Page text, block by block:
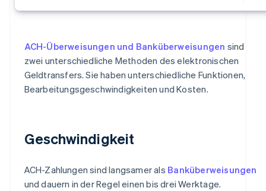
ACH-Überweisungen und Banküberweisungen sind
zwei unterschiedliche Methoden des elektronischen
Geldtransfers. Sie haben unterschiedliche Funktionen,
Bearbeitungsgeschwindigkeiten und Kosten.
Geschwindigkeit
ACH-Zahlungen sind langsamer als Banküberweisungen
und dauern in der Regel einen bis drei Werktage.